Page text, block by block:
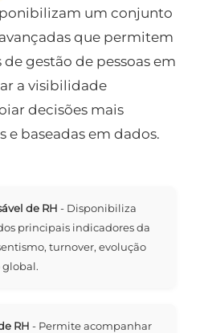
um conjunto
que permitem
gestão de pessoas em
a visibilidade
decisões mais
e baseadas em dados.
de RH - Disponibiliza
principais indicadores da
turnover, evolução
global.
RH - Permite acompanhar